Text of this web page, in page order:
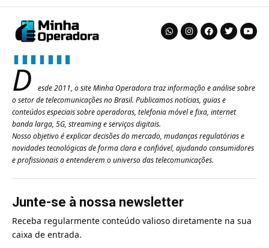
D
esde 2011, o site Minha Operadora traz informação e análise sobre
o setor de telecomunicações no Brasil. Publicamos notícias, guias e
conteúdos especiais sobre operadoras, telefonia móvel e fixa, internet
banda larga, 5G, streaming e serviços digitais.
Nosso objetivo é explicar decisões do mercado, mudanças regulatórias e
novidades tecnológicas de forma clara e confiável, ajudando consumidores
e profissionais a entenderem o universo das telecomunicações.
Junte-se à nossa newsletter
Receba regularmente conteúdo valioso diretamente na sua
caixa de entrada.